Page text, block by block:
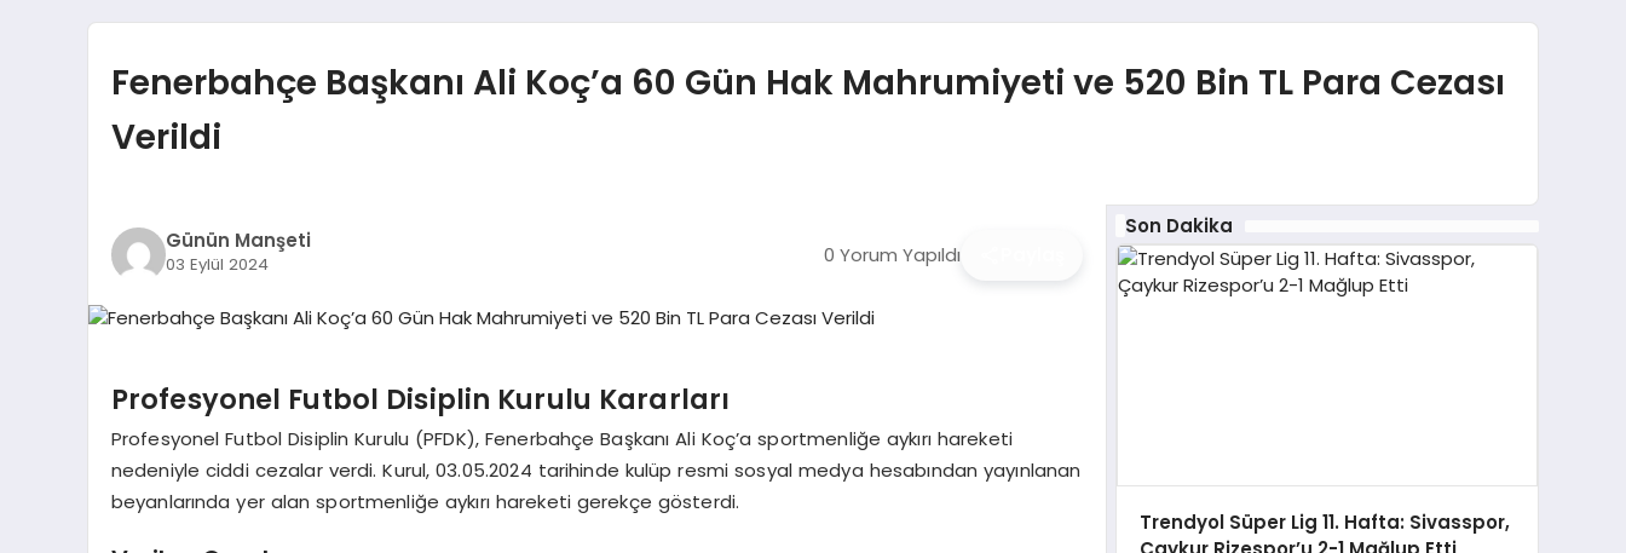
Fenerbahçe Başkanı Ali Koç’a 60 Gün Hak Mahrumiyeti ve 520 Bin TL Para Cezası
Verildi
Günün Manşeti
03 Eylül 2024 0 Yorum Yapıldı
Profesyonel Futbol Disiplin Kurulu Kararları
Profesyonel Futbol Disiplin Kurulu (PFDK), Fenerbahçe Başkanı Ali Koç’a sportmenliğe aykırı hareketi
nedeniyle ciddi cezalar verdi. Kurul, 03.05.2024 tarihinde kulüp resmi sosyal medya hesabından yayınlanan
beyanlarında yer alan sportmenliğe aykırı hareketi gerekçe gösterdi.
Son Dakika
Trendyol Süper Lig 11. Hafta: Sivasspor,